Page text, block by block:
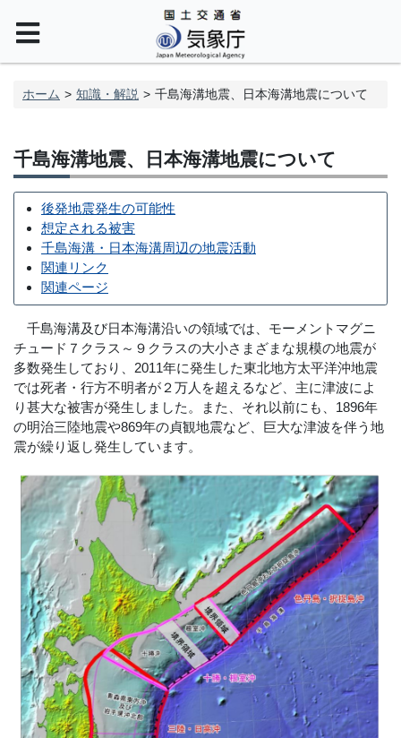
ホーム 知識・解説 千島海溝地震、日本海溝地震について
千島海溝地震、日本海溝地震について
後発地震発生の可能性
想定される被害
千島海溝・日本海溝周辺の地震活動
関連リンク
関連ページ
千島海溝及び日本海溝沿いの領域では、モーメントマグニ
チュード７クラス～９クラスの大小さまざまな規模の地震が
多数発生しており、2011年に発生した東北地方太平洋沖地震
では死者・行方不明者が２万人を超えるなど、主に津波によ
り甚大な被害が発生しました。また、それ以前にも、1896年
の明治三陸地震や869年の貞観地震など、巨大な津波を伴う地
震が繰り返し発生しています。